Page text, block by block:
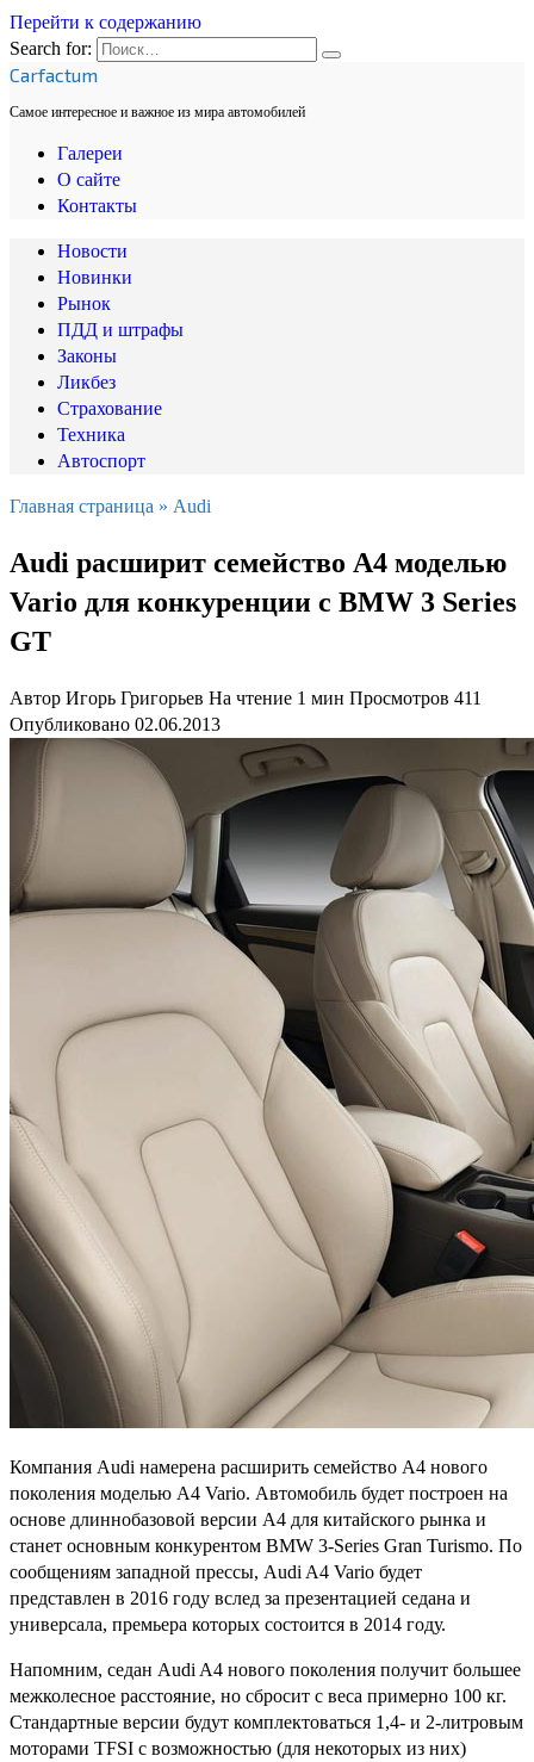
Перейти к содержанию
Search for:
Carfactum
Самое интересное и важное из мира автомобилей
Галереи
О сайте
Контакты
Новости
Новинки
Рынок
ПДД и штрафы
Законы
Ликбез
Страхование
Техника
Автоспорт
Главная страница » Audi
Audi расширит семейство A4 моделью
Vario для конкуренции с BMW 3 Series
GT
Автор Игорь Григорьев На чтение 1 мин Просмотров 411
Опубликовано 02.06.2013
Компания Audi намерена расширить семейство A4 нового
поколения моделью A4 Vario. Автомобиль будет построен на
основе длиннобазовой версии A4 для китайского рынка и
станет основным конкурентом BMW 3-Series Gran Turismo. По
сообщениям западной прессы, Audi A4 Vario будет
представлен в 2016 году вслед за презентацией седана и
универсала, премьера которых состоится в 2014 году.
Напомним, седан Audi A4 нового поколения получит большее
межколесное расстояние, но сбросит с веса примерно 100 кг.
Стандартные версии будут комплектоваться 1,4- и 2-литровым
моторами TFSI с возможностью (для некоторых из них)